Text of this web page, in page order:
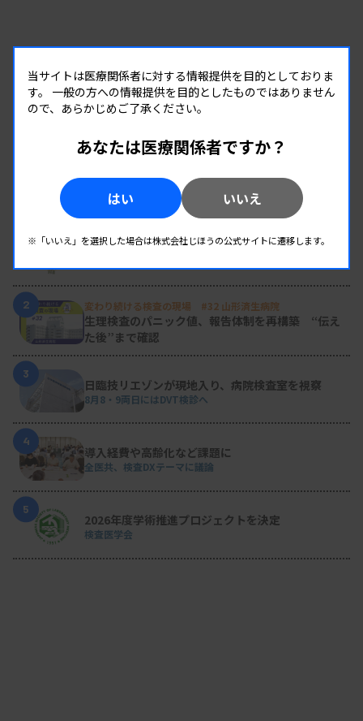
RANKING
人気の記事
新人臨床検査技師の歩き方 ［第16回］
2 変わり続ける検査の現場 #32 山形済生病院
生理検査のパニック値、報告体制を再構築 “伝え
た後”まで確認
3
日臨技リエゾンが現地入り、病院検査室を視察
8月8・9両日にはDVT検診へ
4
導入経費や高齢化など課題に
全医共、検査DXテーマに議論
5
2026年度学術推進プロジェクトを決定
検査医学会
当サイトは医療関係者に対する情報提供を目的としておりま
す。 一般の方への情報提供を目的としたものではありません
ので、あらかじめご了承ください。
あなたは医療関係者ですか？
はい いいえ
※「いいえ」を選択した場合は株式会社じほうの公式サイトに遷移します。